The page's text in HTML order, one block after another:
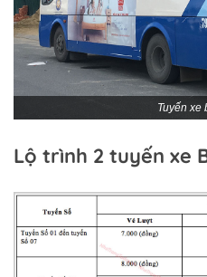
Tuyến xe
Lộ trình 2 tuyến xe